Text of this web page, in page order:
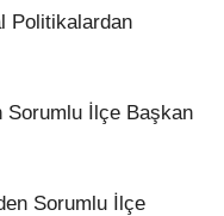
Politikalardan
Sorumlu İlçe Başkan
Sorumlu İlçe